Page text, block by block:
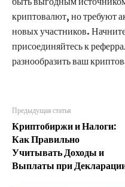
криптовалют, но требуют
новых участников.
присоединяйтесь к
разнообразить ваш
Предыдущая статья
Криптобиржи и Налоги:
Как Правильно
Учитывать Доходы и
Выплаты при